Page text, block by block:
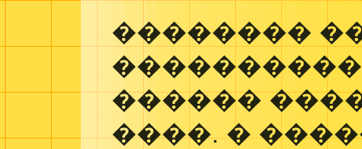
��������
������
����. �